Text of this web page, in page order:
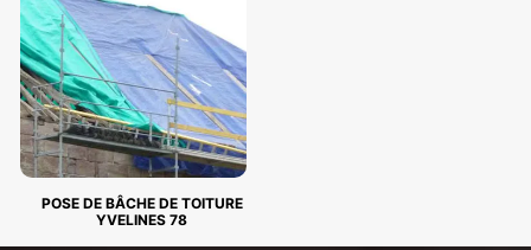
POSE DE BÂCHE DE TOITURE
YVELINES 78